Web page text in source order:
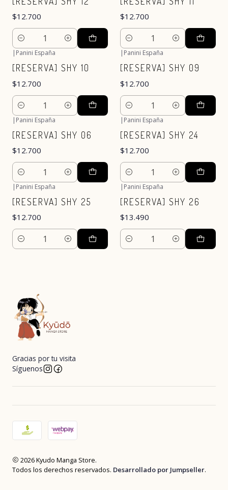
$12.700
Cantidad
$12.700
Cantidad
| Panini España
[RESERVA] SHY 10
$12.700
Cantidad
| Panini España
[RESERVA] SHY 09
$12.700
Cantidad
| Panini España
[RESERVA] SHY 06
$12.700
Cantidad
| Panini España
[RESERVA] SHY 24
$12.700
Cantidad
| Panini España
[RESERVA] SHY 25
$12.700
Cantidad
| Panini España
[RESERVA] SHY 26
$13.490
Cantidad
Gracias por tu visita
Síguenos
2026 Kyudo Manga Store.
Todos los derechos reservados. Desarrollado por Jumpseller.